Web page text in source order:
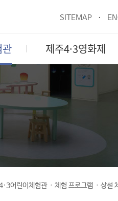
SITEMAP
제주4·3영화제
어린이체험관 체험 프로그램 상설